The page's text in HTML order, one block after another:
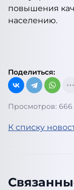
повышения
населению.
Поделиться:
Просмотров: 666
К списку